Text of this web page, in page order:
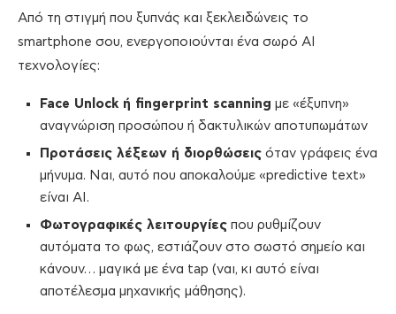
Από τη στιγμή που ξυπνάς και ξεκλειδώνεις το
smartphone σου, ενεργοποιούνται ένα σωρό AI
τεχνολογίες:
Face Unlock ή fingerprint scanning με «έξυπνη»
αναγνώριση προσώπου ή δακτυλικών αποτυπωμάτων
Προτάσεις λέξεων ή διορθώσεις όταν γράφεις ένα
μήνυμα. Ναι, αυτό που αποκαλούμε «predictive text»
είναι AI.
Φωτογραφικές λειτουργίες που ρυθμίζουν
αυτόματα το φως, εστιάζουν στο σωστό σημείο και
κάνουν… μαγικά με ένα tap (ναι, κι αυτό είναι
αποτέλεσμα μηχανικής μάθησης).